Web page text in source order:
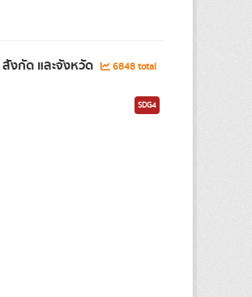
งกัด และจังหวัด
6848 total
SDG4